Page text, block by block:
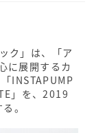
ク」は、「ア
に展開するカ
INSTAPUMP
」を、2019
。